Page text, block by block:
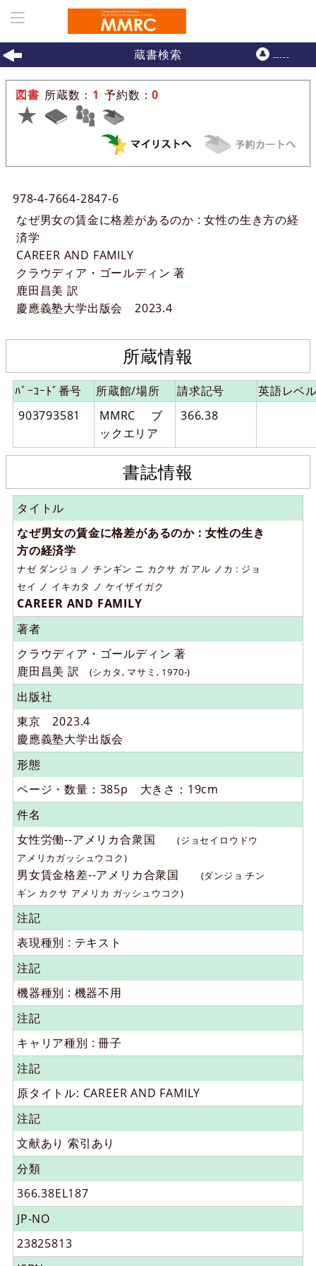
ホーム 一覧表示> 詳細
蔵書検索 -----
図書 所蔵数： 1 予約数：0
978-4-7664-2847-6
なぜ男女の賃金に格差があるのか : 女性の生き方の経
済学
CAREER AND FAMILY
クラウディア・ゴールディン 著
鹿田昌美 訳
慶應義塾大学出版会 2023.4
所蔵情報
ﾊﾞｰｺｰﾄﾞ番号 所蔵館/場所 請求記号
英語レベ
903793581
MMRC ブ
ックエリア
366.38
書誌情報
タイトル
なぜ男女の賃金に格差があるのか : 女性の生き
方の経済学
ナゼ ダンジョ ノ チンギン ニ カクサ ガ アル ノカ : ジョ
セイ ノ イキカタ ノ ケイザイガク
CAREER AND FAMILY
著者
クラウディア・ゴールディン 著
鹿田昌美 訳
(シカタ, マサミ, 1970-)
出版社
東京 2023.4
慶應義塾大学出版会
形態
ページ・数量：385p 大きさ：19cm
件名
女性労働--アメリカ合衆国
(ジョセイロウドウ
アメリカガッシュウコク)
男女賃金格差--アメリカ合衆国
(ダンジョ チン
ギン カクサ アメリカ ガッシュウコク)
注記
表現種別 : テキスト
注記
機器種別 : 機器不用
注記
キャリア種別 : 冊子
注記
原タイトル: CAREER AND FAMILY
注記
文献あり 索引あり
分類
366.38EL187
JP-NO
23825813